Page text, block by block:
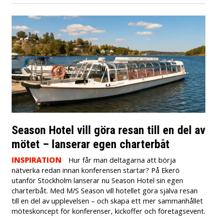
Season Hotel vill göra resan till en del av
mötet – lanserar egen charterbåt
INSPIRATION
Hur får man deltagarna att börja
nätverka redan innan konferensen startar? På Ekerö
utanför Stockholm lanserar nu Season Hotel sin egen
charterbåt. Med M/S Season vill hotellet göra själva resan
till en del av upplevelsen – och skapa ett mer sammanhållet
möteskoncept för konferenser, kickoffer och företagsevent.